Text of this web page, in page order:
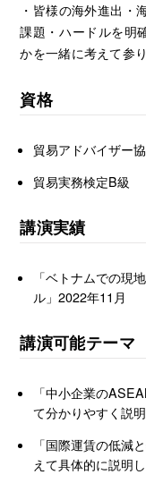
・皆様の海外進出・
課題・ハードルを明
かを一緒に考えて参り
資格
貿易アドバイザー
貿易実務検定B級
講演実績
「ベトナムでの現
ル」2022年11月
講演可能テーマ
「中小企業の
て分かりやすく説明
「国際運賃の低減
えて具体的に説明し